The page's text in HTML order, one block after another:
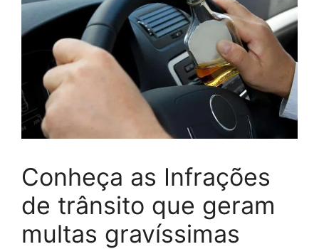
Conheça as Infrações
de trânsito que geram
multas gravíssimas